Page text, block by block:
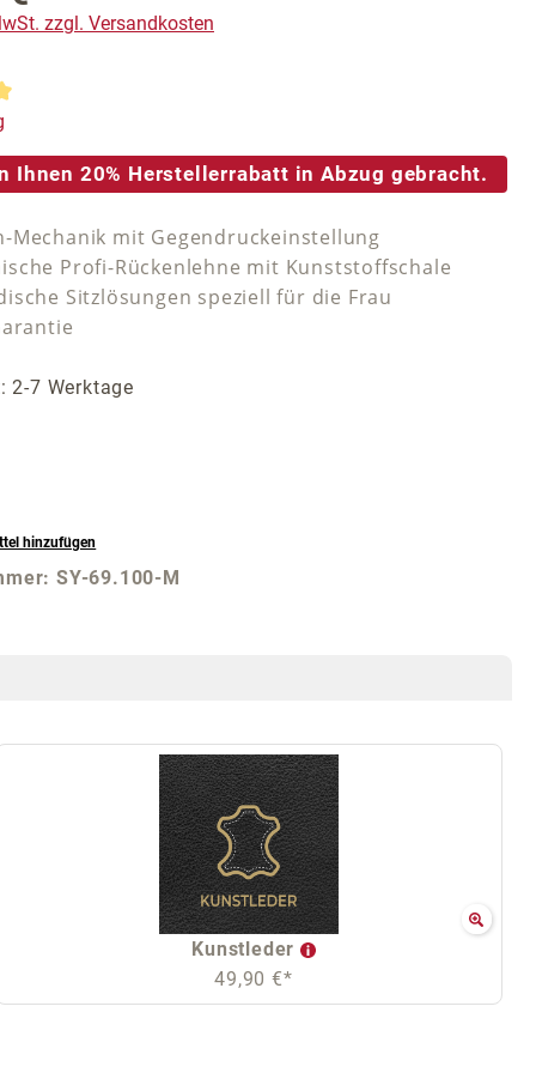
zzgl. Versandkosten
Bewertung von 5 von 5 Sternen
Ihnen 20% Herstellerrabatt in Abzug gebracht.
Mechanik mit Gegendruckeinstellung
Profi-Rückenlehne mit Kunststoffschale
Sitzlösungen speziell für die Frau
2-7 Werktage
hinzufügen
SY-69.100-M
Kunstleder
49,90 €*